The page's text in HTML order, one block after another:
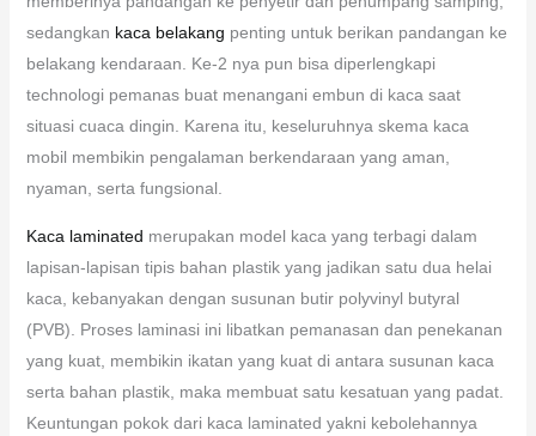
sedangkan kaca belakang penting untuk berikan pandangan ke
belakang kendaraan. Ke-2 nya pun bisa diperlengkapi
technologi pemanas buat menangani embun di kaca saat
situasi cuaca dingin. Karena itu, keseluruhnya skema kaca
mobil membikin pengalaman berkendaraan yang aman,
nyaman, serta fungsional.
Kaca laminated merupakan model kaca yang terbagi dalam
lapisan-lapisan tipis bahan plastik yang jadikan satu dua helai
kaca, kebanyakan dengan susunan butir polyvinyl butyral
(PVB). Proses laminasi ini libatkan pemanasan dan penekanan
yang kuat, membikin ikatan yang kuat di antara susunan kaca
serta bahan plastik, maka membuat satu kesatuan yang padat.
Keuntungan pokok dari kaca laminated yakni kebolehannya